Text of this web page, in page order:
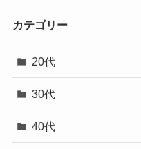
カテゴリー
20代
30代
40代